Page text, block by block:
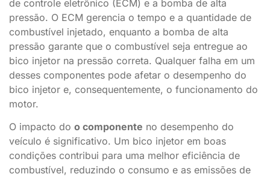
de controle eletrônico (ECM) e a bomba de alta
pressão. O ECM gerencia o tempo e a quantidade de
combustível injetado, enquanto a bomba de alta
pressão garante que o combustível seja entregue ao
bico injetor na pressão correta. Qualquer falha em um
desses componentes pode afetar o desempenho do
bico injetor e, consequentemente, o funcionamento do
motor.
O impacto do o componente no desempenho do
veículo é significativo. Um bico injetor em boas
condições contribui para uma melhor eficiência de
combustível, reduzindo o consumo e as emissões de